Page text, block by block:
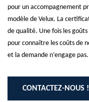
pour un accompagnement
modèle de Velux. La
de qualité. Une fois les
pour connaître les coûts de
et la demande n’engage pas.
CONTACTEZ-NOUS !